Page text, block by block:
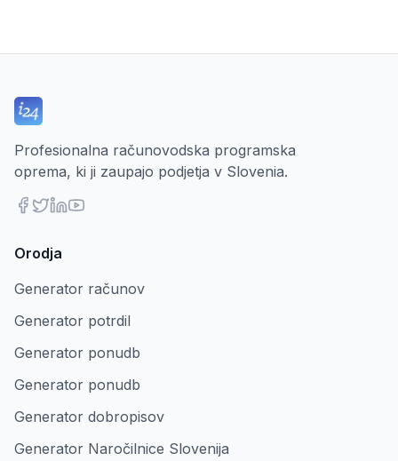
Profesionalna računovodska programska
oprema, ki ji zaupajo podjetja v Slovenia.
Orodja
Generator računov
Generator potrdil
Generator ponudb
Generator ponudb
Generator dobropisov
Generator Naročilnice Slovenija